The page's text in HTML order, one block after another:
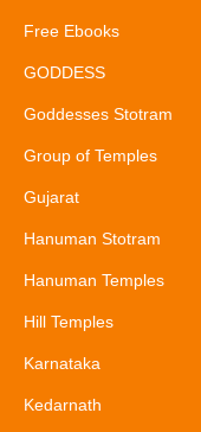
Free Ebooks
GODDESS
Goddesses Stotram
Group of Temples
Gujarat
Hanuman Stotram
Hanuman Temples
Hill Temples
Karnataka
Kedarnath